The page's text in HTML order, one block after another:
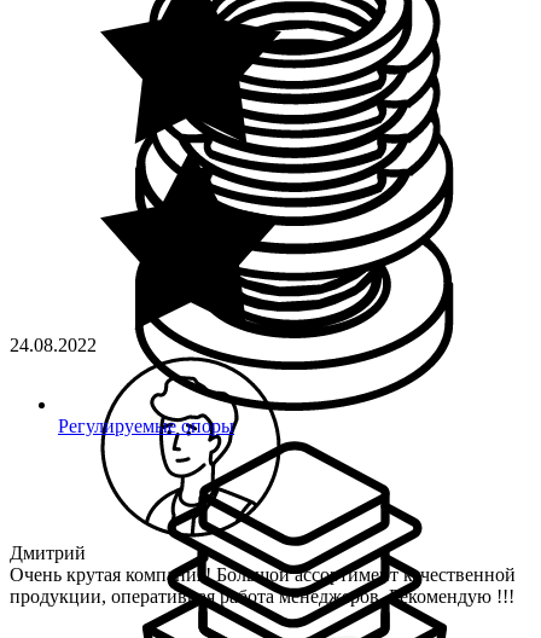
Регулируемые опоры
24.08.2022
Дмитрий
Очень крутая компания! Большой ассортимент качественной
продукции, оперативная работа менеджеров. Рекомендую !!!